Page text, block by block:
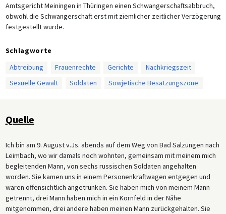
Amtsgericht Meiningen in Thüringen einen Schwangerschaftsabbruch,
obwohl die Schwangerschaft erst mit ziemlicher zeitlicher Verzögerung
festgestellt wurde.
Schlagworte
Abtreibung
Frauenrechte Gerichte
Nachkriegszeit
Sexuelle Gewalt
Soldaten Sowjetische Besatzungszone
Quelle
Ich bin am 9. August v.Js. abends auf dem Weg von Bad Salzungen nach
Leimbach, wo wir damals noch wohnten, gemeinsam mit meinem mich
begleitenden Mann, von sechs russischen Soldaten angehalten
worden. Sie kamen uns in einem Personenkraftwagen entgegen und
waren offensichtlich angetrunken. Sie haben mich von meinem Mann
getrennt, drei Mann haben mich in ein Kornfeld in der Nähe
mitgenommen, drei andere haben meinen Mann zurückgehalten. Sie